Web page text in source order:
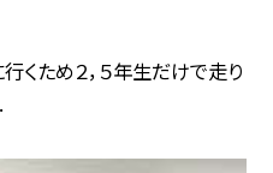
ため２，５年生だけで走り